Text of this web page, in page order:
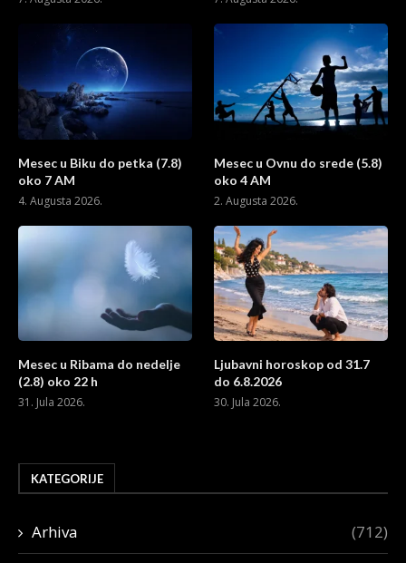
Mesec u Biku do petka (7.8)
oko 7 AM
4. Augusta 2026.
Mesec u Ovnu do srede (5.8)
oko 4 AM
2. Augusta 2026.
Mesec u Ribama do nedelje
(2.8) oko 22 h
31. Jula 2026.
Ljubavni horoskop od 31.7
do 6.8.2026
30. Jula 2026.
KATEGORIJE
Arhiva (712)